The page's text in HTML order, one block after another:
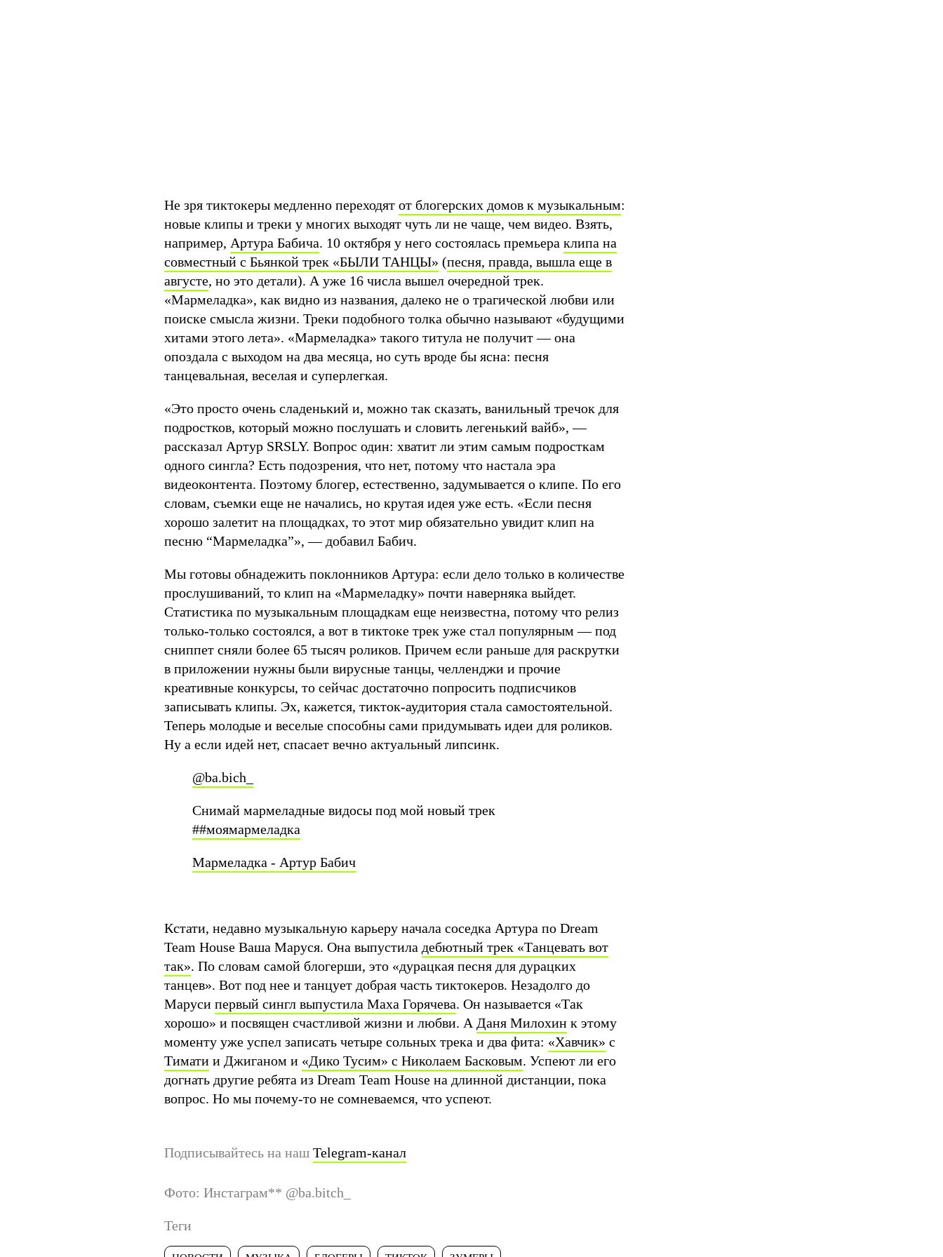
Не зря тиктокеры медленно переходят от блогерских домов к музыкальным:
новые клипы и треки у многих выходят чуть ли не чаще, чем видео. Взять,
например, Артура Бабича. 10 октября у него состоялась премьера клипа на
совместный с Бьянкой трек «БЫЛИ ТАНЦЫ» (песня, правда, вышла еще в
августе, но это детали). А уже 16 числа вышел очередной трек.
«Мармеладка», как видно из названия, далеко не о трагической любви или
поиске смысла жизни. Треки подобного толка обычно называют «будущими
хитами этого лета». «Мармеладка» такого титула не получит — она
опоздала с выходом на два месяца, но суть вроде бы ясна: песня
танцевальная, веселая и суперлегкая.
«Это просто очень сладенький и, можно так сказать, ванильный тречок для
подростков, который можно послушать и словить легенький вайб», —
рассказал Артур SRSLY. Вопрос один: хватит ли этим самым подросткам
одного сингла? Есть подозрения, что нет, потому что настала эра
видеоконтента. Поэтому блогер, естественно, задумывается о клипе. По его
словам, съемки еще не начались, но крутая идея уже есть. «Если песня
хорошо залетит на площадках, то этот мир обязательно увидит клип на
песню “Мармеладка”», — добавил Бабич.
Мы готовы обнадежить поклонников Артура: если дело только в количестве
прослушиваний, то клип на «Мармеладку» почти наверняка выйдет.
Статистика по музыкальным площадкам еще неизвестна, потому что релиз
только-только состоялся, а вот в тиктоке трек уже стал популярным — под
сниппет сняли более 65 тысяч роликов. Причем если раньше для раскрутки
в приложении нужны были вирусные танцы, челленджи и прочие
креативные конкурсы, то сейчас достаточно попросить подписчиков
записывать клипы. Эх, кажется, тикток-аудитория стала самостоятельной.
Теперь молодые и веселые способны сами придумывать идеи для роликов.
Ну а если идей нет, спасает вечно актуальный липсинк.
@ba.bich_
Снимай мармеладные видосы под мой новый трек
##моямармеладка
Мармеладка - Артур Бабич
Кстати, недавно музыкальную карьеру начала соседка Артура по Dream
Team House Ваша Маруся. Она выпустила дебютный трек «Танцевать вот
так». По словам самой блогерши, это «дурацкая песня для дурацких
танцев». Вот под нее и танцует добрая часть тиктокеров. Незадолго до
Маруси первый сингл выпустила Маха Горячева. Он называется «Так
хорошо» и посвящен счастливой жизни и любви. А Даня Милохин к этому
моменту уже успел записать четыре сольных трека и два фита: «Хавчик» с
Тимати и Джиганом и «Дико Тусим» с Николаем Басковым. Успеют ли его
догнать другие ребята из Dream Team House на длинной дистанции, пока
вопрос. Но мы почему-то не сомневаемся, что успеют.
Подписывайтесь на наш Telegram-канал
Фото: Инстаграм** @ba.bitch_
Теги